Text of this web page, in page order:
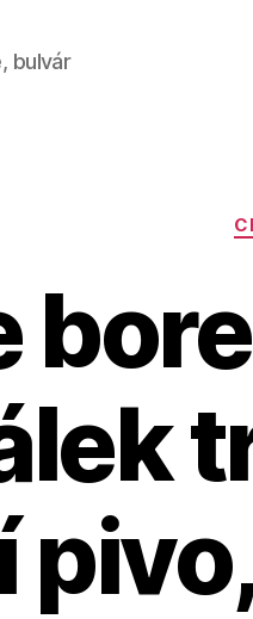
bulvár